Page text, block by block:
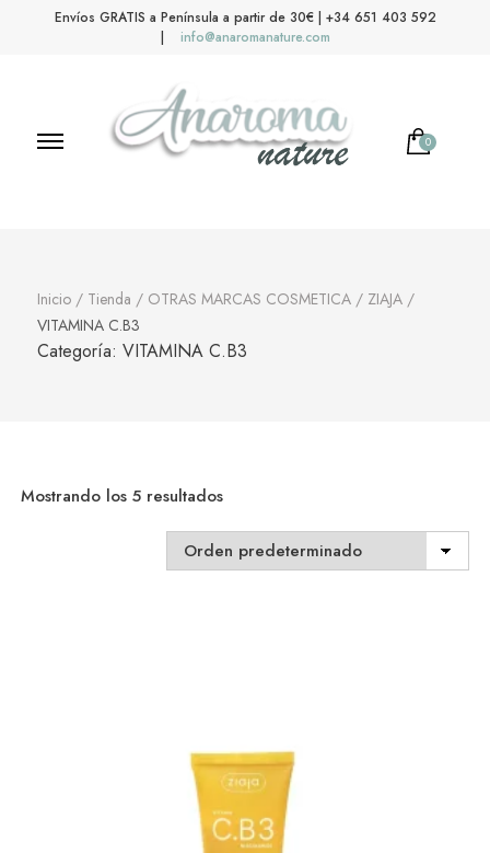
Envíos GRATIS a Península a partir de 30€ | +34 651 403 592
|
info@anaromanature.com
0
Inicio / Tienda / OTRAS MARCAS COSMETICA / ZIAJA /
VITAMINA C.B3
Categoría: VITAMINA C.B3
Mostrando los 5 resultados